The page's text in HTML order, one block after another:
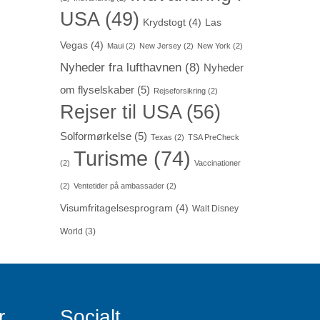
USA(49) Krydstogt(4) Las
Vegas(4) Maui(2) New Jersey(2) New York (2)
Nyheder fra lufthavnen(8) Nyheder
om flyselskaber(5) Rejseforsikring(2)
Rejser til USA(56)
Solformørkelse(5) Texas (2) TSA PreCheck
(2) Turisme (74) Vaccinationer
(2) Ventetider på ambassader(2)
Visumfritagelsesprogram (4) Walt Disney
World (3)